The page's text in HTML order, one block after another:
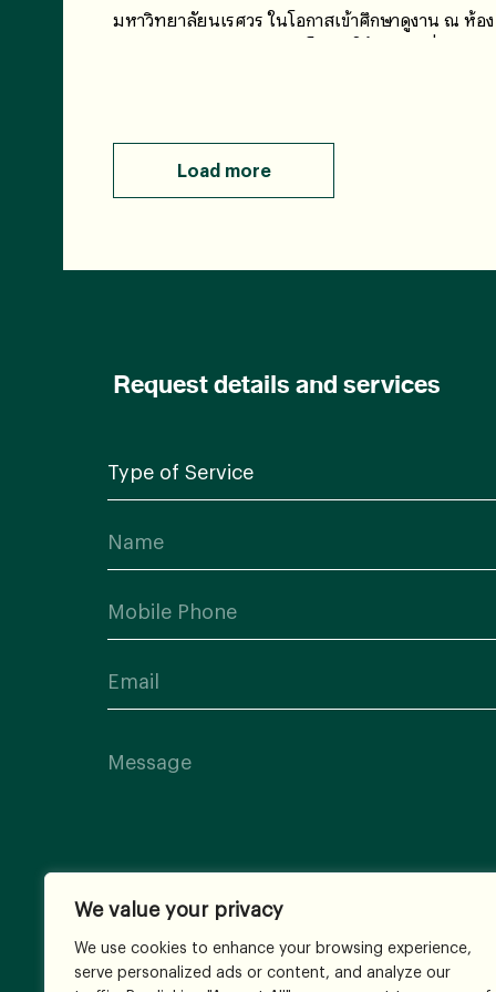
We value your privacy
We use cookies to enhance your browsing experience,
serve personalized ads or content, and analyze our
มหาวิทยาลัยนเรศวร ในโอกาสเข้าศึกษาดูงาน ณ ห้อง
ปฏิบัติการของบริษัทฯ เปิดโอกาสให้แลกเปลี่ยนควา
Load more
Request details and services